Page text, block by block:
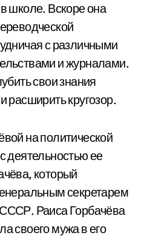
школе. Вскоре она
с различными
и журналами.
свои знания
расширить кругозор.
на политической
деятельностью ее
который
секретарем
Раиса Горбачёва
своего мужа в его